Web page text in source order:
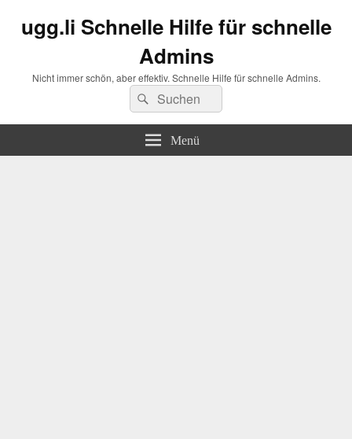
ugg.li Schnelle Hilfe für schnelle
Admins
Nicht immer schön, aber effektiv. Schnelle Hilfe für schnelle Admins.
Suchen
nach:
Suchen
Menü